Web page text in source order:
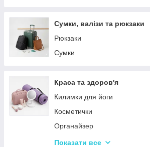
Сумки, валізи та рюкзаки
Рюкзаки
Сумки
Краса та здоров'я
Килимки для йоги
Косметички
Органайзер
Косметичні дзеркала
Показати все